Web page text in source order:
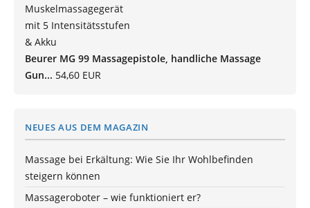
Beurer MG 99 Massagepistole, handliche Massage
Gun... 54,60 EUR
NEUES AUS DEM MAGAZIN
Massage bei Erkältung: Wie Sie Ihr Wohlbefinden
steigern können
Massageroboter – wie funktioniert er?